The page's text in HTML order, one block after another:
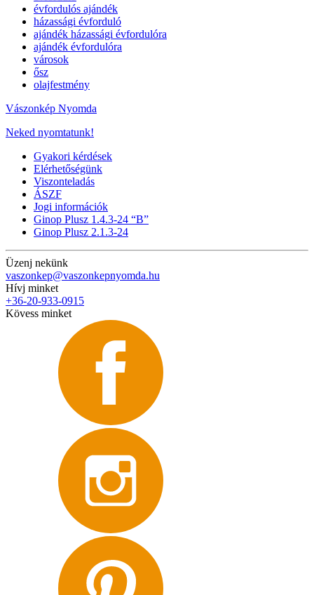
évfordulós ajándék
házassági évforduló
ajándék házassági évfordulóra
ajándék évfordulóra
városok
ősz
olajfestmény
Vászonkép Nyomda
Neked nyomtatunk!
Gyakori kérdések
Elérhetőségünk
Viszonteladás
ÁSZF
Jogi információk
Ginop Plusz 1.4.3-24 “B”
Ginop Plusz 2.1.3-24
Üzenj nekünk
vaszonkep@vaszonkepnyomda.hu
Hívj minket
+36-20-933-0915
Kövess minket